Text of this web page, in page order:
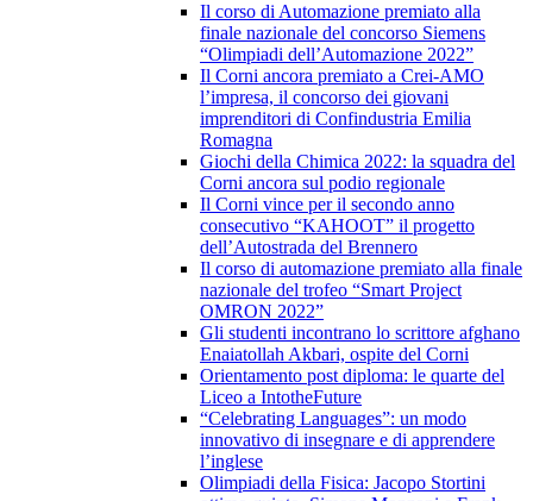
Il corso di Automazione premiato alla
finale nazionale del concorso Siemens
“Olimpiadi dell’Automazione 2022”
Il Corni ancora premiato a Crei-AMO
l’impresa, il concorso dei giovani
imprenditori di Confindustria Emilia
Romagna
Giochi della Chimica 2022: la squadra del
Corni ancora sul podio regionale
Il Corni vince per il secondo anno
consecutivo “KAHOOT” il progetto
dell’Autostrada del Brennero
Il corso di automazione premiato alla finale
nazionale del trofeo “Smart Project
OMRON 2022”
Gli studenti incontrano lo scrittore afghano
Enaiatollah Akbari, ospite del Corni
Orientamento post diploma: le quarte del
Liceo a IntotheFuture
“Celebrating Languages”: un modo
innovativo di insegnare e di apprendere
l’inglese
Olimpiadi della Fisica: Jacopo Stortini